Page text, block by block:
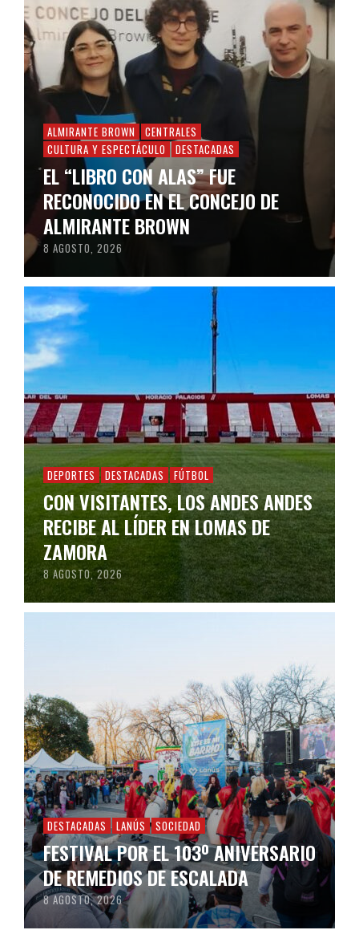
ALMIRANTE BROWN
CENTRALES
CULTURA Y ESPECTÁCULO
DESTACADAS
EL “LIBRO CON ALAS” FUE
RECONOCIDO EN EL CONCEJO DE
ALMIRANTE BROWN
8 AGOSTO, 2026
DEPORTES DESTACADAS FÚTBOL
CON VISITANTES, LOS ANDES ANDES
RECIBE AL LÍDER EN LOMAS DE
ZAMORA
8 AGOSTO, 2026
DESTACADAS LANÚS SOCIEDAD
FESTIVAL POR EL 103º ANIVERSARIO
DE REMEDIOS DE ESCALADA
8 AGOSTO, 2026